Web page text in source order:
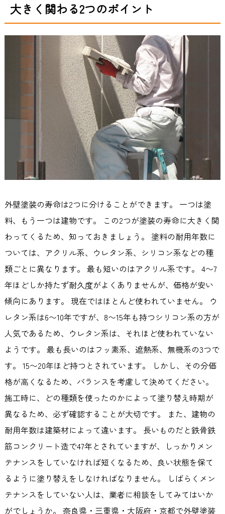
大きく関わる2つのポイント
外壁塗装の寿命は2つに分けることができます。 一つは塗
料、もう一つは建物です。 この2つが塗装の寿命に大きく関
わってくるため、知っておきましょう。 塗料の耐用年数に
ついては、アクリル系、ウレタン系、シリコン系などの種
類ごとに異なります。 最も短いのはアクリル系です。 4〜7
年ほどしか持たず耐久度がよくありませんが、価格が安い
傾向にあります。 現在ではほとんど使われていません。 ウ
レタン系は6〜10年ですが、8〜15年も持つシリコン系の方が
人気であるため、ウレタン系は、それほど使われていない
ようです。 最も長いのはフッ素系、遮熱系、無機系の3つで
す。 15〜20年ほど持つとされています。 しかし、その分価
格が高くなるため、バランスを考慮して決めてください。
施工時に、どの種類を使ったのかによって塗り替え時期が
異なるため、必ず確認することが大切です。 また、建物の
耐用年数は建築材によって違います。 長いものだと鉄骨鉄
筋コンクリート造で47年とされていますが、しっかりメン
テナンスをしていなければ短くなるため、良い状態を保て
るように塗り替えをしなければなりません。 しばらくメン
テナンスをしていない人は、業者に相談をしてみてはいか
がでしょうか。 奈良県・三重県・大阪府・京都で外壁塗装